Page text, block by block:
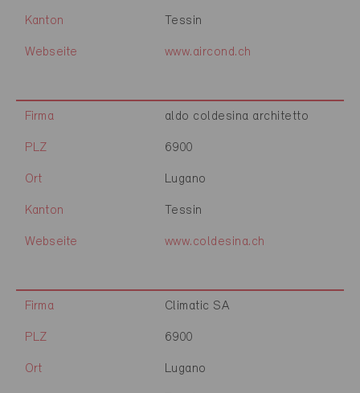
Kanton Tessin
Webseite www.aircond.ch
Firma aldo coldesina architetto
PLZ 6900
Ort Lugano
Kanton Tessin
Webseite www.coldesina.ch
Firma Climatic SA
PLZ 6900
Ort Lugano